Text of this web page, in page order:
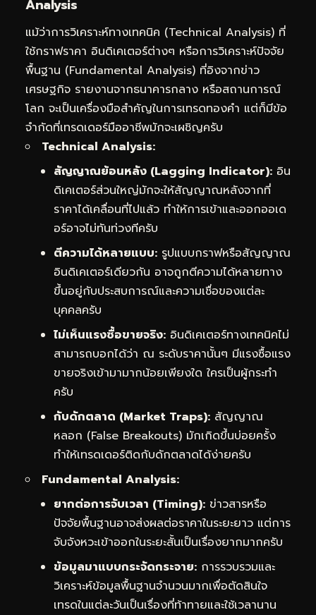
Analysis
แม้ว่าการวิเคราะห์ทางเทคนิค (Technical Analysis) ที่
ใช้กราฟราคา อินดิเคเตอร์ต่างๆ หรือการวิเคราะห์ปัจจัย
พื้นฐาน (Fundamental Analysis) ที่อิงจากข่าว
เศรษฐกิจ รายงานจากธนาคารกลาง หรือสถานการณ์
โลก จะเป็นเครื่องมือสำคัญในการเทรดทองคำ แต่ก็มีข้อ
จำกัดที่เทรดเดอร์มืออาชีพมักจะเผชิญครับ
Technical Analysis:
สัญญาณย้อนหลัง (Lagging Indicator): อิน
ดิเคเตอร์ส่วนใหญ่มักจะให้สัญญาณหลังจากที่
ราคาได้เคลื่อนที่ไปแล้ว ทำให้การเข้าและออกออเด
อร์อาจไม่ทันท่วงทีครับ
ตีความได้หลายแบบ: รูปแบบกราฟหรือสัญญาณ
อินดิเคเตอร์เดียวกัน อาจถูกตีความได้หลายทาง
ขึ้นอยู่กับประสบการณ์และความเชื่อของแต่ละ
บุคคลครับ
ไม่เห็นแรงซื้อขายจริง: อินดิเคเตอร์ทางเทคนิคไม่
สามารถบอกได้ว่า ณ ระดับราคานั้นๆ มีแรงซื้อแรง
ขายจริงเข้ามามากน้อยเพียงใด ใครเป็นผู้กระทำ
ครับ
กับดักตลาด (Market Traps): สัญญาณ
หลอก (False Breakouts) มักเกิดขึ้นบ่อยครั้ง
ทำให้เทรดเดอร์ติดกับดักตลาดได้ง่ายครับ
Fundamental Analysis:
ยากต่อการจับเวลา (Timing): ข่าวสารหรือ
ปัจจัยพื้นฐานอาจส่งผลต่อราคาในระยะยาว แต่การ
จับจังหวะเข้าออกในระยะสั้นเป็นเรื่องยากมากครับ
ข้อมูลมาแบบกระจัดกระจาย: การรวบรวมและ
วิเคราะห์ข้อมูลพื้นฐานจำนวนมากเพื่อตัดสินใจ
เทรดในแต่ละวันเป็นเรื่องที่ท้าทายและใช้เวลานาน